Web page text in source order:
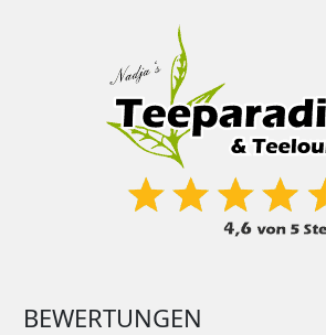
BEWERTUNGEN